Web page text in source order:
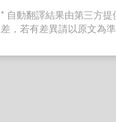
* 自動翻譯結果由第三方
差，若有差異請以原文為準